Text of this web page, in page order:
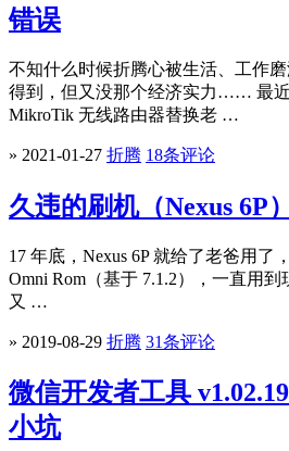
错误
不知什么时候折腾心被生活、工作
得到，但又没那个经济实力…… 最
MikroTik 无线路由器替换老 …
» 2021-01-27 折腾 18条评论
久违的刷机（Nexus 6P
17 年底，Nexus 6P 就给了老爸用了
Omni Rom（基于 7.1.2），一直用到
又 …
» 2019-08-29 折腾 31条评论
微信开发者工具
小坑